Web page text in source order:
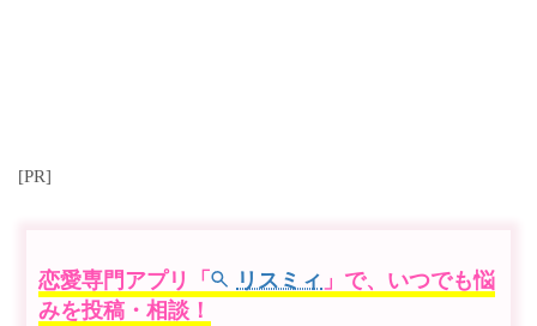
[PR]
恋愛専門アプリ「 リスミィ 」で、いつでも悩
みを投稿・相談！